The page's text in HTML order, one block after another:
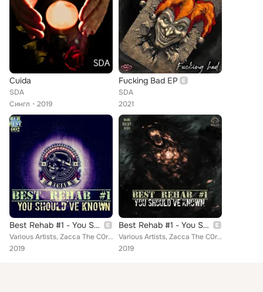
Cuida
SDA
Сингл
2019
Fucking Bad EP
SDA
2021
Best Rehab #1 - You Should've Known (Radio Edits)
Various Artists, Zacca The C0r3, SDA, Gangster Killer, Fang, Execrate, Skullz, Romiz, Lucky Bastardz, Judax, Scavenger, Monny, M...
2019
Best Rehab #1 - You Should've Known
Various Artists, Zacca The C0r3, SDA, Gangster Killer, Fang, Execrate, Skullz, Romiz, Lucky Bastardz, Judax, Scavenger, Monny, M...
2019